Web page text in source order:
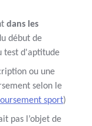
dans les
début de
test d'aptitude
ou une
selon le
sport)
pas l’objet de